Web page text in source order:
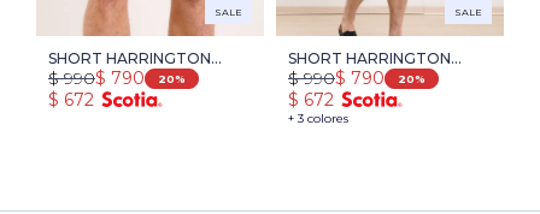
SALE
SHORT HARRINGTON
LABEL - AZUL OSCURO
$ 790
$ 990 20
$ 672
SALE
SHORT HARRINGTON
LABEL - AZUL OSCURO
+ 3 colores
$ 790
$ 990 20
$ 672